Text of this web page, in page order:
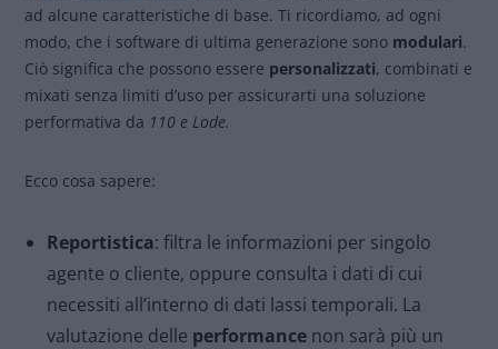
ad alcune caratteristiche di base. Ti ricordiamo, ad ogni
modo, che i software di ultima generazione sono modulari.
Ciò significa che possono essere personalizzati, combinati e
mixati senza limiti d’uso per assicurarti una soluzione
performativa da 110 e Lode.
Ecco cosa sapere:
Reportistica: filtra le informazioni per singolo
agente o cliente, oppure consulta i dati di cui
necessiti all’interno di dati lassi temporali. La
valutazione delle performance non sarà più un